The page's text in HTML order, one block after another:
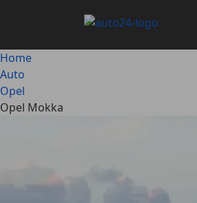
principale
Home
Auto
Opel
Opel Mokka